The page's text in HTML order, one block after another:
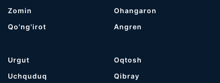
Zomin
Qo'ng'irot
Ohangaron
Angren
Urgut
Uchquduq
Oqtosh
Qibray